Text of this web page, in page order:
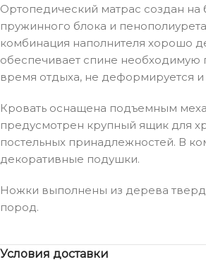
Ортопедический матрас создан на
пружинного блока и
комбинация наполнителя хорошо
обеспечивает спине необходимую
время отдыха, не деформируется и
Кровать оснащена подъемным
предусмотрен крупный ящик для
постельных принадлежностей. В
декоративные подушки.
Ножки выполнены из дерева
пород.
Условия доставки